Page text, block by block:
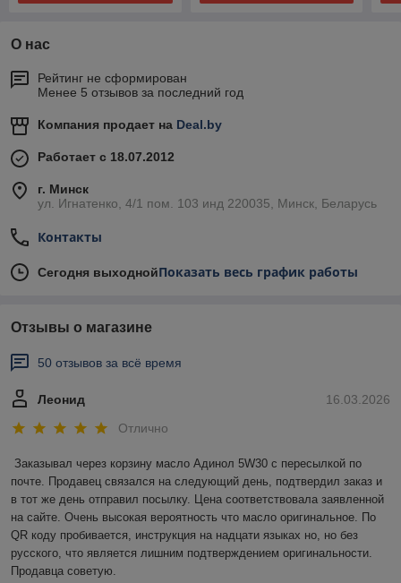
О нас
Рейтинг не сформирован
Менее 5 отзывов за последний год
Компания продает на Deal.by
Работает с 18.07.2012
г. Минск
ул. Игнатенко, 4/1 пом. 103 инд 220035, Минск, Беларусь
Контакты
Сегодня выходнойПоказать весь график работы
Отзывы о магазине
50 отзывов за всё время
16.03.2026
Леонид
Отлично
Заказывал через корзину масло Адинол 5W30 с пересылкой по
почте. Продавец связался на следующий день, подтвердил заказ и
в тот же день отправил посылку. Цена соответствовала заявленной
на сайте. Очень высокая вероятность что масло оригинальное. По
QR коду пробивается, инструкция на надцати языках но, но без
русского, что является лишним подтверждением оригинальности.
Продавца советую.